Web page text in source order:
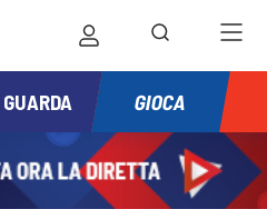
GUARDA GIOCA